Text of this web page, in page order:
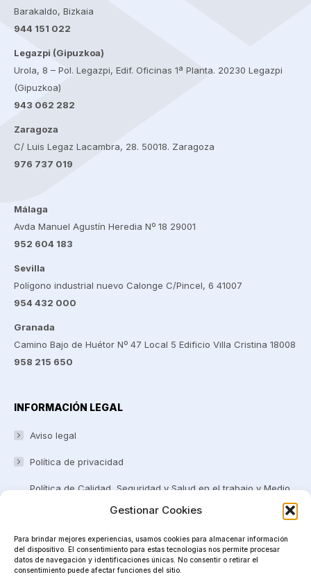
Gestionar Cookies
Para brindar mejores experiencias, usamos cookies para almacenar información
del dispositivo. El consentimiento para estas tecnologías nos permite procesar
datos de navegación y identificaciones únicas. No consentir o retirar el
consentimiento puede afectar funciones del sitio.
Barakaldo, Bizkaia
944 151 022
Legazpi (Gipuzkoa)
Urola, 8 – Pol. Legazpi, Edif. Oficinas 1ª Planta. 20230 Legazpi
(Gipuzkoa)
943 062 282
Zaragoza
C/ Luis Legaz Lacambra, 28. 50018. Zaragoza
976 737 019
Málaga
Avda Manuel Agustín Heredia Nº 18 29001
952 604 183
Sevilla
Polígono industrial nuevo Calonge C/Pincel, 6 41007
954 432 000
Granada
Camino Bajo de Huétor Nº 47 Local 5 Edificio Villa Cristina 18008
958 215 650
INFORMACIÓN LEGAL
Aviso legal
Política de privacidad
Política de Calidad, Seguridad y Salud en el trabajo y Medio
Canal Ético